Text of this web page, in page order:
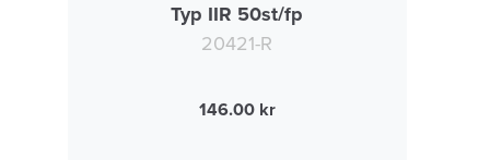
Typ IIR 50st/fp
20421-R
146.00